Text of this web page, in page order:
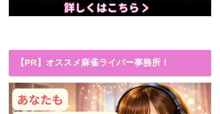
【PR】オススメ麻雀ライバー事務所！